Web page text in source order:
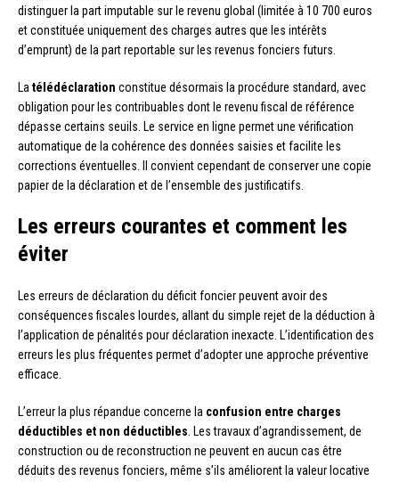
distinguer la part imputable sur le revenu global (limitée à 10 700 euros
et constituée uniquement des charges autres que les intérêts
d’emprunt) de la part reportable sur les revenus fonciers futurs.
Latélédéclaration constitue désormais la procédure standard, avec
obligation pour les contribuables dont le revenu fiscal de référence
dépasse certains seuils. Le service en ligne permet une vérification
automatique de la cohérence des données saisies et facilite les
corrections éventuelles. Il convient cependant de conserver une copie
papier de la déclaration et de l’ensemble des justificatifs.
Les erreurs courantes et comment les
éviter
Les erreurs de déclaration du déficit foncier peuvent avoir des
conséquences fiscales lourdes, allant du simple rejet de la déduction à
l’application de pénalités pour déclaration inexacte. L’identification des
erreurs les plus fréquentes permet d’adopter une approche préventive
efficace.
L’erreur la plus répandue concerne la confusion entre charges
déductibles et non déductibles. Les travaux d’agrandissement, de
construction ou de reconstruction ne peuvent en aucun cas être
déduits des revenus fonciers, même s’ils améliorent la valeur locative